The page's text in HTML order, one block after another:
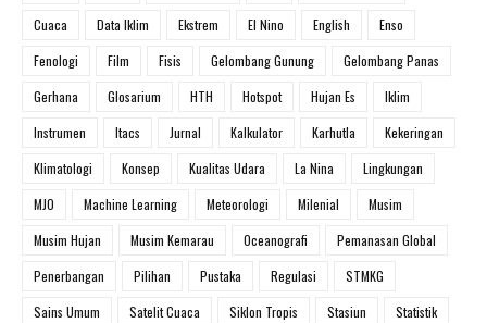
Cuaca
Data Iklim Ekstrem El Nino English
Enso
Fenologi
Film Fisis Gelombang Gunung
Gelombang Panas
Gerhana
Glosarium HTH Hotspot Hujan Es
Iklim
Instrumen
Itacs Jurnal Kalkulator Karhutla
Kekeringan
Klimatologi
Konsep Kualitas Udara La Nina
Lingkungan
MJO
Machine Learning Meteorologi Milenial
Musim
Musim Hujan
Musim Kemarau Oceanografi
Pemanasan Global
Penerbangan
Pilihan Pustaka Regulasi
STMKG
Sains Umum
Satelit Cuaca Siklon Tropis Stasiun
Statistik